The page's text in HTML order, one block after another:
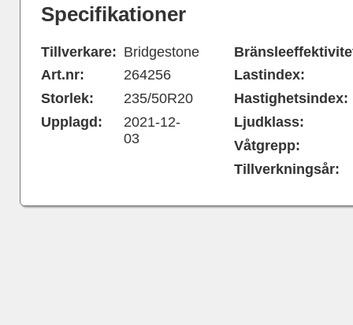
Specifikationer
Tillverkare:
Art.nr:
Storlek:
Upplagd:
Bridgestone
264256
235/50R20
2021-12-
03
Lastindex:
Hastighetsindex:
Ljudklass:
Våtgrepp:
Tillverkningsår: